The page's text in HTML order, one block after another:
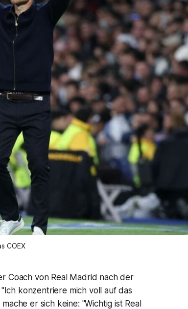
COEX
Coach von Real Madrid nach der
konzentriere mich voll auf das
er sich keine: "Wichtig ist Real